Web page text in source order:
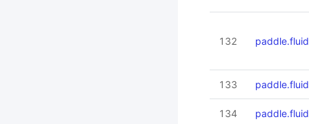
132
133
134